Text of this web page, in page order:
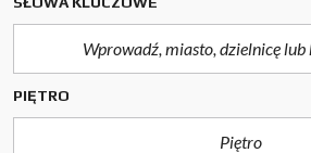
PIĘTRO
Piętro